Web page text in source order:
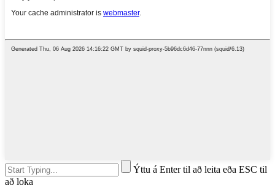
Ýttu á Enter til að leita eða ESC til
að loka